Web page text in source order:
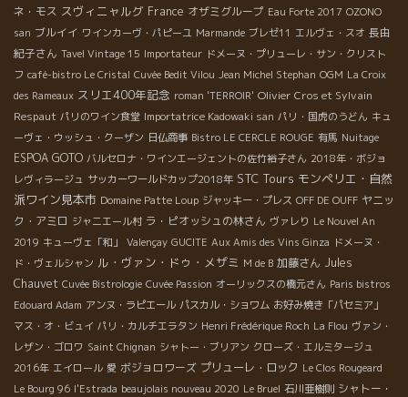
ネ・モス スヴィニャルグ France オザミグループ Eau Forte 2017 OZONO
san ブルイイ ワインカーヴ・パピーユ Marmande ブレゼ11 エルヴェ・スオ 長由
紀子さん Tavel Vintage 15 Importateur ドメーヌ・プリューレ・サン・クリスト
フ café-bistro Le Cristal Cuvée Bedit Vilou Jean Michel Stephan OGM La Croix
des Rameaux スリエ400年記念 roman 'TERROIR' Olivier Cros et Sylvain
Respaut パリのワイン食堂 Importatrice Kadowaki san パリ・国虎のうどん キュ
ーヴェ・ウッシュ・クーザン 日仏商事 Bistro LE CERCLE ROUGE 有馬 Nuitage
ESPOA GOTO バルセロナ・ワインエージェントの佐竹裕子さん 2018年・ボジョ
レヴィラージュ サッカーワールドカップ2018年 STC Tours モンペリエ・自然
派ワイン見本市 Domaine Patte Loup ジャッキー・プレス OFF DE OUFF ヤニッ
ク・アミロ ジャニエール村 ラ・ピオッシュの林さん ヴァレり Le Nouvel An
2019 キューヴェ「和」 Valençay GUCITE Aux Amis des Vins Ginza ドメーヌ・
ド・ヴェルシャン ル・ヴァン・ドゥ・メザミ M de B 加藤さん Jules
Chauvet Cuvée Bistrologie Cuvée Passion オーリックスの橋元さん Paris bistros
Edouard Adam アンヌ・ラピエール パスカル・ショワム お好み焼き「パセミア」
マス・オ・ビュイ パリ・カルチエラタン Henri Frédérique Roch La Flou ヴァン・
レザン・ゴロワ Saint Chignan シャトー・ブリアン クローズ・エルミタージュ
2016年 エイロール 愛 ボジョロワーズ プリューレ・ロック Le Clos Rougeard
Le Bourg 96 l'Estrada beaujolais nouveau 2020 Le Bruel 石川亜樹則 シャトー・